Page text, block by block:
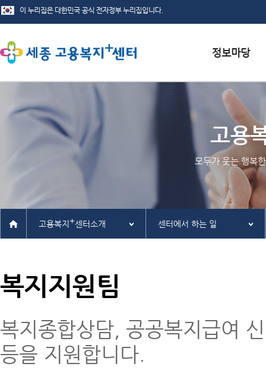
서식자료실
채용정보
인재정보
관련사이트
고용
모두가 웃는 행복
고용복지 +센터소개 센터에서 하는 일
복지지원팀
복지종합상담, 공공복지급여
등을 지원합니다.